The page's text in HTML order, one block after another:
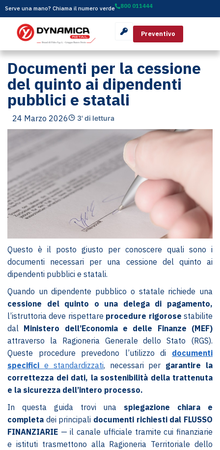
Serve una mano? Chiama il numero verde 800 011444
Preventivo
Documenti per la cessione
del quinto ai dipendenti
pubblici e statali
24 Marzo 2026 3' di lettura
Questo è il posto giusto per conoscere quali sono i
documenti necessari per una cessione del quinto ai
dipendenti pubblici e statali.
Quando un dipendente pubblico o statale richiede una
cessione del quinto o una delega di pagamento,
l’istruttoria deve rispettare procedure rigorose stabilite
dal Ministero dell’Economia e delle Finanze (MEF)
attraverso la Ragioneria Generale dello Stato (RGS).
Queste procedure prevedono l’utilizzo di documenti
specifici e standardizzati, necessari per garantire la
correttezza dei dati, la sostenibilità della trattenuta
e la sicurezza dell’intero processo.
In questa guida trovi una spiegazione chiara e
completa dei principali documenti richiesti dal FLUSSO
FINANZIARIE — il canale ufficiale tramite cui finanziarie
e istituti trasmettono alla Ragioneria Territoriale dello